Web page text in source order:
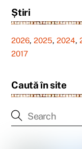
Știri
2026,2025,2024,
2017
Caută în site